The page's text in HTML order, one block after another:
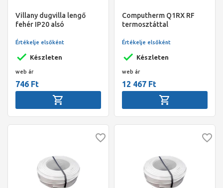
Villany dugvilla lengő
fehér IP20 alsó
Készleten
Értékelje elsőként
web ár
746 Ft
Computherm Q1RX RF
termosztáttal
COMQ001
Készleten
Értékelje elsőként
web ár
12 467 Ft